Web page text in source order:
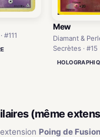
#111
Mew
Diamant &
Secrètes · #15
(même
Poing de Fusion